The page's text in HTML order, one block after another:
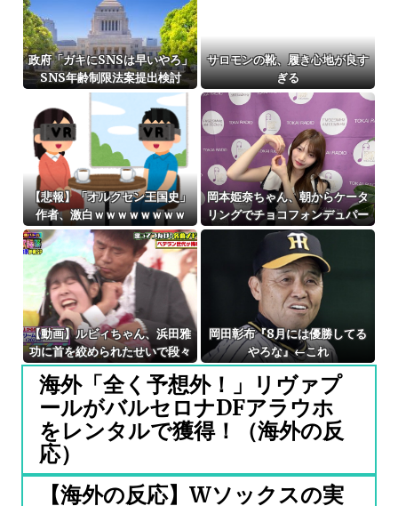
政府「ガキにSNSは早いやろ」
SNS年齢制限法案提出検討
サロモンの靴、履き心地が良す
ぎる
【悲報】「オルクセン王国史」
作者、激白ｗｗｗｗｗｗｗｗ
岡本姫奈ちゃん、朝からケータ
リングでチョコフォンデュパー
ティー！！！【乃木坂46】
【動画】ルビィちゃん、浜田雅
功に首を絞められたせいで段々
おかしな仕事が増える
岡田彰布『8月には優勝してる
やろな』←これ
海外「全く予想外！」リヴァプ
ールがバルセロナDFアラウホ
をレンタルで獲得！（海外の反
応）
【海外の反応】Wソックスの実